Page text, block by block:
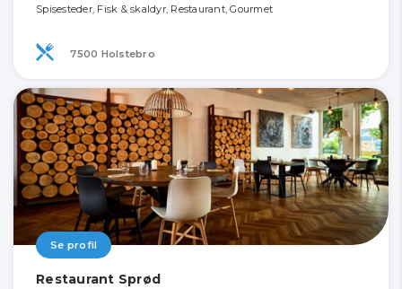
Spisesteder, Fisk & skaldyr, Restaurant, Gourmet
7500 Holstebro
Se profil
Restaurant Sprød